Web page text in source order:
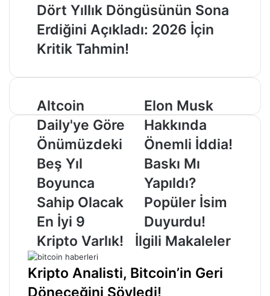
Dört Yıllık Döngüsünün Sona
Erdiğini Açıkladı: 2026 İçin
Kritik Tahmin!
Altcoin
Daily'ye
Göre
Önümüzdeki
Beş
Yıl
Boyunca
Sahip
Olacak
En
İyi
9
Kripto
Varlık!
Altcoin
Daily'ye Göre
Önümüzdeki
Beş Yıl
Boyunca
Sahip Olacak
En İyi 9
Kripto Varlık!
Elon
Musk
Hakkında
Önemli
İddia!
Baskı
Mı
Yapıldı?
Popüler
İsim
Duyurdu!
Elon Musk
Hakkında
Önemli İddia!
Baskı Mı
Yapıldı?
Popüler İsim
Duyurdu!
İlgili Makaleler
Kripto Analisti, Bitcoin’in Geri
Döneceğini Söyledi!